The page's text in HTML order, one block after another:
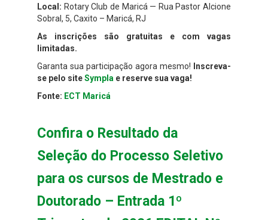
Local: Rotary Club de Maricá — Rua Pastor Alcione
Sobral, 5, Caxito – Maricá, RJ
As inscrições são gratuitas e com vagas
limitadas.
Garanta sua participação agora mesmo!
Inscreva-
se pelo siteSympla e reserve sua vaga!
Fonte: ECT Maricá
Confira o Resultado da
Seleção do Processo Seletivo
para os cursos de Mestrado e
Doutorado – Entrada 1º